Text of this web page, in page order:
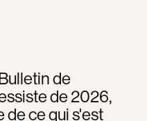
de
de 2026,
de ce qui s'est